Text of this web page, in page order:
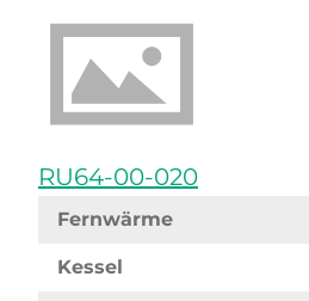
RU64-00-020
Fernwärme
Kessel